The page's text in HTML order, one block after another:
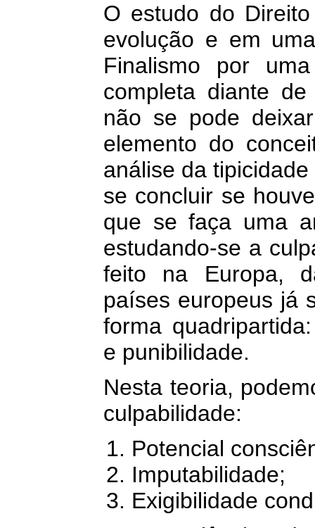
O estudo do
evolução e em
Finalismo por
completa diante
não se pode
elemento do
análise da
se concluir se
que se faça uma
estudando-se a
feito na Europa,
países europeus já
forma
e punibilidade.
Nesta teoria,
culpabilidade:
Potencial
Imputabilidade;
Exigibilidade